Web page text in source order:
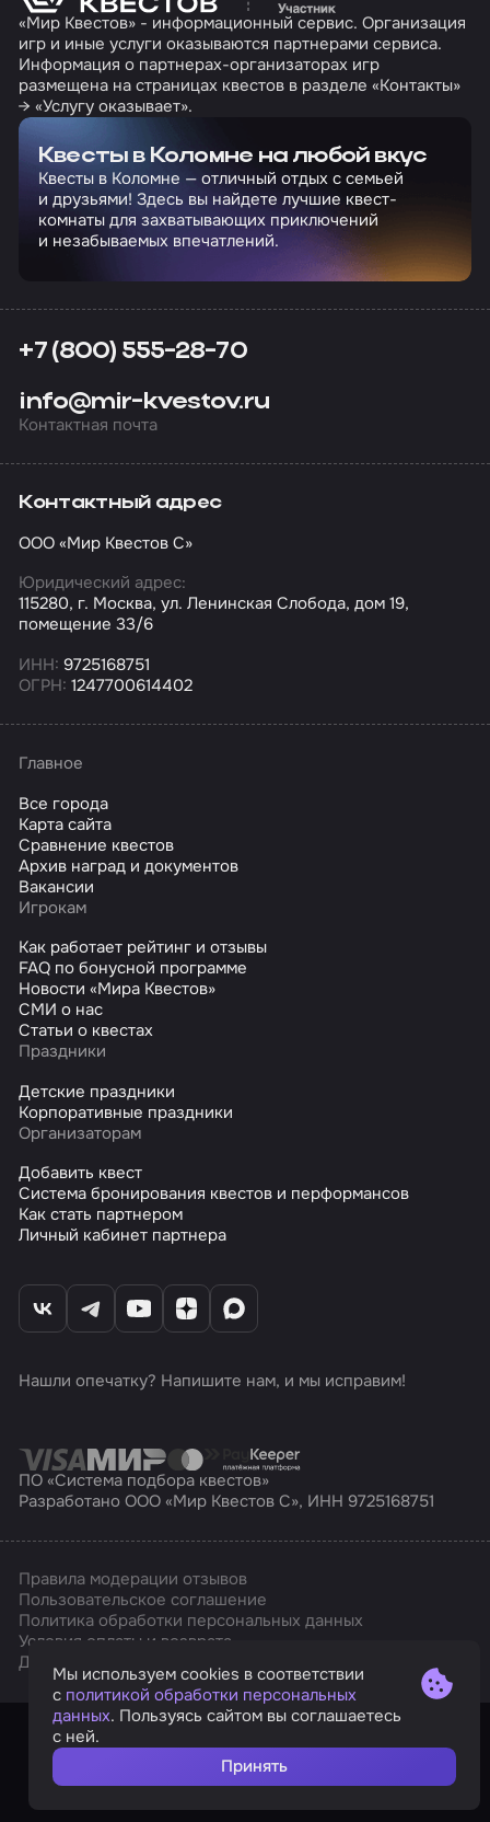
«Мир Квестов» - информационный сервис. Организация
игр и иные услуги оказываются партнерами сервиса.
Информация о партнерах-организаторах игр
размещена на страницах квестов в разделе «Контакты»
→ «Услугу оказывает».
Квесты в Коломне на любой вкус
Квесты в Коломне — отличный отдых с семьей
и друзьями! Здесь вы найдете лучшие квест-
комнаты для захватывающих приключений
и незабываемых впечатлений.
+7 (800) 555-28-70
info@mir-kvestov.ru
Контактная почта
Контактный адрес
ООО «Мир Квестов С»
Юридический адрес:
115280, г. Москва, ул. Ленинская Слобода, дом 19,
помещение 33/6
ИНН: 9725168751
ОГРН: 1247700614402
Главное
Все города
Карта сайта
Сравнение квестов
Архив наград и документов
Вакансии
Игрокам
Как работает рейтинг и отзывы
FAQ по бонусной программе
Новости «Мира Квестов»
СМИ о нас
Статьи о квестах
Праздники
Детские праздники
Корпоративные праздники
Организаторам
Добавить квест
Система бронирования квестов и перформансов
Как стать партнером
Личный кабинет партнера
Нашли опечатку? Напишите нам, и мы исправим!
ПО «Система подбора квестов»
Разработано ООО «Мир Квестов С», ИНН 9725168751
Правила модерации отзывов
Пользовательское соглашение
Политика обработки персональных данных
Условия оплаты и возврата
Дизайн
Мы используем cookies в соответствии
с политикой обработки персональных
данных. Пользуясь сайтом вы соглашаетесь
с ней.
Принять